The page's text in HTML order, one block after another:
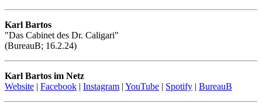
Karl Bartos
"Das Cabinet des Dr. Caligari"
(BureauB; 16.2.24)
Karl Bartos im Netz
Website | Facebook | Instagram | YouTube | Spotify | BureauB